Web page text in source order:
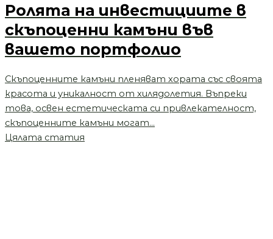
Ролята на инвестициите в
скъпоценни камъни във
вашето портфолио
Скъпоценните камъни пленяват хората със своята
красота и уникалност от хилядолетия. Въпреки
това, освен естетическата си привлекателност,
скъпоценните камъни могат...
Цялата статия